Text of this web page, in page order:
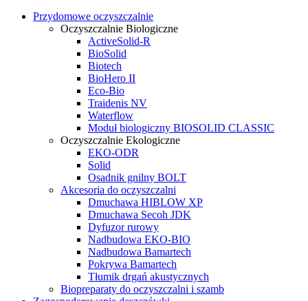
Przydomowe oczyszczalnie
Oczyszczalnie Biologiczne
ActiveSolid-R
BioSolid
Biotech
BioHero II
Eco-Bio
Traidenis NV
Waterflow
Moduł biologiczny BIOSOLID CLASSIC
Oczyszczalnie Ekologiczne
EKO-ODR
Solid
Osadnik gnilny BOLT
Akcesoria do oczyszczalni
Dmuchawa HIBLOW XP
Dmuchawa Secoh JDK
Dyfuzor rurowy
Nadbudowa EKO-BIO
Nadbudowa Bamartech
Pokrywa Bamartech
Tłumik drgań akustycznych
Biopreparaty do oczyszczalni i szamb